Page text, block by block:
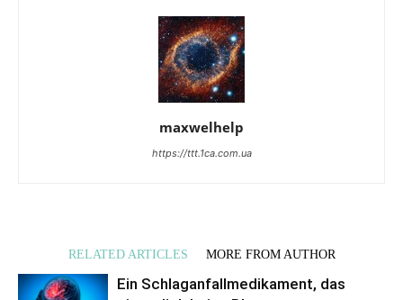
maxwelhelp
https://ttt.1ca.com.ua
RELATED ARTICLES MORE FROM AUTHOR
Ein Schlaganfallmedikament, das